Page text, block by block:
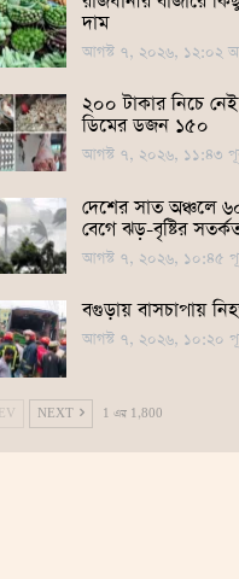
দাম
আগস্ট ৭, ২০২৬, ১২:০২
২০০ টাকার নিচে
ডিমের ডজন ১৫০
আগস্ট ৭, ২০২৬, ১১:৪৩
দেশের সাত অঞ্চলে
বেগে ঝড়-বৃষ্টির
আগস্ট ৭, ২০২৬, ১০:৪৫
বগুড়ায় বাসচাপায়
আগস্ট ৭, ২০২৬, ১০:২০
NEXT 1 এর 1,800